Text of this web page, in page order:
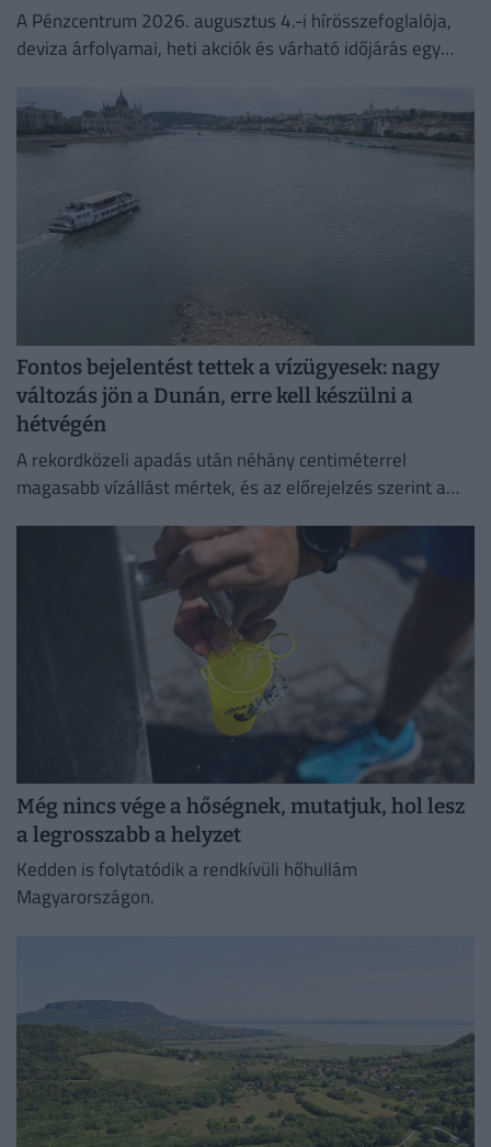
A Pénzcentrum 2026. augusztus 4.-i hírösszefoglalója,
deviza árfolyamai, heti akciók és várható időjárás egy
Fontos bejelentést tettek a vízügyesek: nagy
változás jön a Dunán, erre kell készülni a
hétvégén
A rekordközeli apadás után néhány centiméterrel
magasabb vízállást mértek, és az előrejelzés szerint a
Még nincs vége a hőségnek, mutatjuk, hol lesz
a legrosszabb a helyzet
Kedden is folytatódik a rendkívüli hőhullám
Magyarországon.